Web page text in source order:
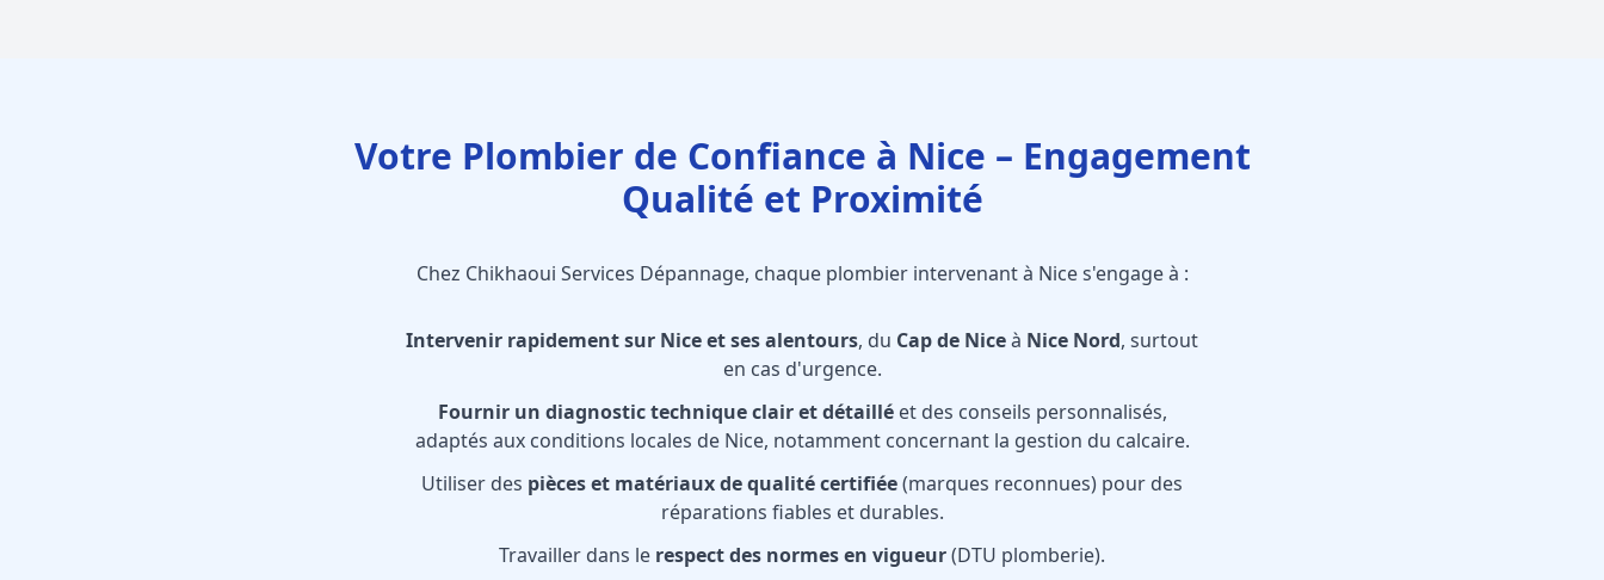
Votre Plombier de Confiance à Nice – Engagement
Qualité et Proximité
Chez Chikhaoui Services Dépannage, chaque plombier intervenant à Nice s'engage à :
Intervenir rapidement sur Nice et ses alentours, du Cap de Niceà Nice Nord, surtout
en cas d'urgence.
Fournir un diagnostic technique clair et détailléet des conseils personnalisés,
adaptés aux conditions locales de Nice, notamment concernant la gestion du calcaire.
Utiliser des pièces et matériaux de qualité certifiée(marques reconnues) pour des
réparations fiables et durables.
Travailler dans le respect des normes en vigueur(DTU plomberie).